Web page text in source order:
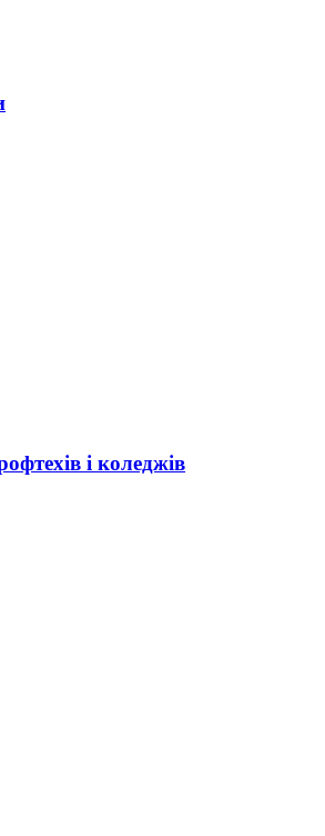
і коледжів